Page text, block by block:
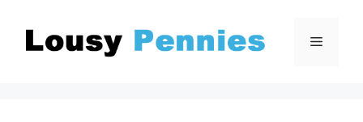
Inhalt
springen
Menü